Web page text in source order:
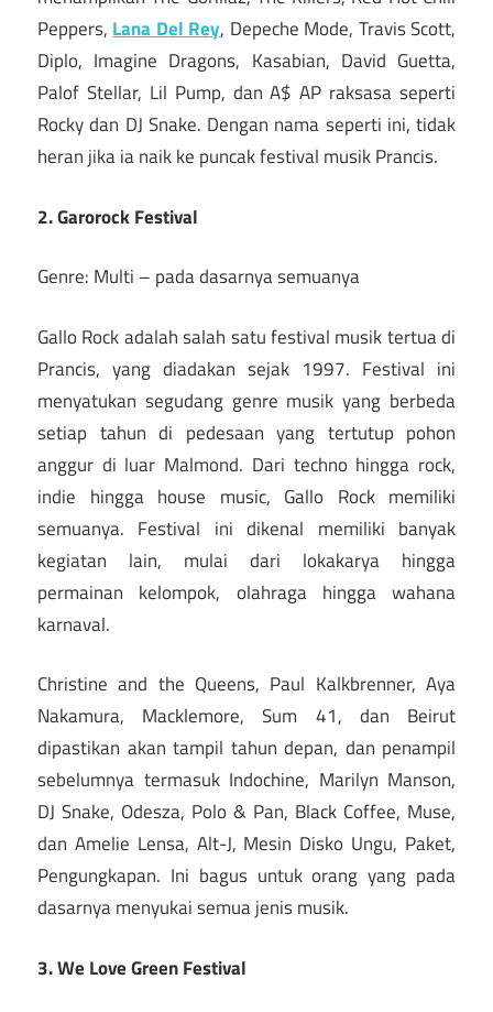
Peppers,Lana Del Rey, Depeche Mode, Travis Scott,
Diplo, Imagine Dragons, Kasabian, David Guetta,
Palof Stellar, Lil Pump, dan A$ AP raksasa seperti
Rocky dan DJ Snake. Dengan nama seperti ini, tidak
heran jika ia naik ke puncak festival musik Prancis.
2. Garorock Festival
Genre: Multi – pada dasarnya semuanya
Gallo Rock adalah salah satu festival musik tertua di
Prancis, yang diadakan sejak 1997. Festival ini
menyatukan segudang genre musik yang berbeda
setiap tahun di pedesaan yang tertutup pohon
anggur di luar Malmond. Dari techno hingga rock,
indie hingga house music, Gallo Rock memiliki
semuanya. Festival ini dikenal memiliki banyak
kegiatan lain, mulai dari lokakarya hingga
permainan kelompok, olahraga hingga wahana
karnaval.
Christine and the Queens, Paul Kalkbrenner, Aya
Nakamura, Macklemore, Sum 41, dan Beirut
dipastikan akan tampil tahun depan, dan penampil
sebelumnya termasuk Indochine, Marilyn Manson,
DJ Snake, Odesza, Polo & Pan, Black Coffee, Muse,
dan Amelie Lensa, Alt-J, Mesin Disko Ungu, Paket,
Pengungkapan. Ini bagus untuk orang yang pada
dasarnya menyukai semua jenis musik.
3. We Love Green Festival